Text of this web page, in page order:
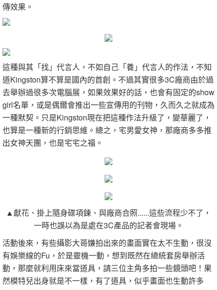
傳效果。
這種與其「找」代言人，不如自己「養」代言人的作法，不知
道Kingston算不算是國內的首創。不過其實很多3C廠商由於過
去舉辦過很多次電腦展，如果效果好的話，也會有固定的show
girl名單，或是偶爾會推出一些宣傳用的刊物，久而久之就成為
一種默契。只是Kingston現在把這種作法升級了，變華麗了，
也算是一種新的行銷思維。總之，宅男愛女神，那廠商多多推
出女神天團，也是宅宅之福。
▲獻花、掛上隨身碟項鍊、與廠商合照......這些流程少不了，
一時也誤以為是處在3C產品的記者會現場。
活動後來，有些攝影大哥嫌拍出來的畫面實在太不生動，很沒
有娛樂線的Fu，於是靈機一動，想到既然在總統套房舉辦活
動，那麼就利用床來當道具，請三位主角多拍一些鏡頭吧！果
然模特兒出身就是不一樣，有了道具，似乎畫面也生動許多